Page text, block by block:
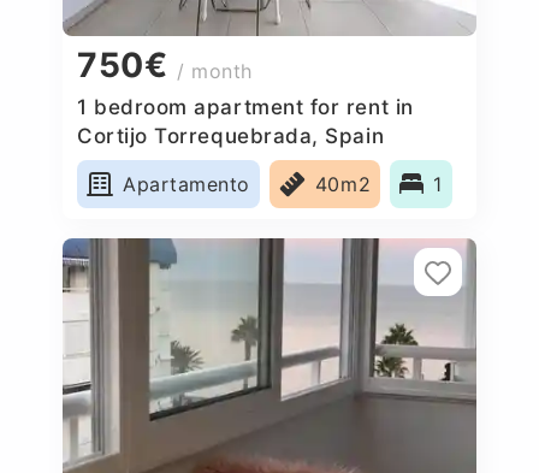
750€ / month
1 bedroom apartment for rent in
Cortijo Torrequebrada, Spain
Apartamento
40m2 1